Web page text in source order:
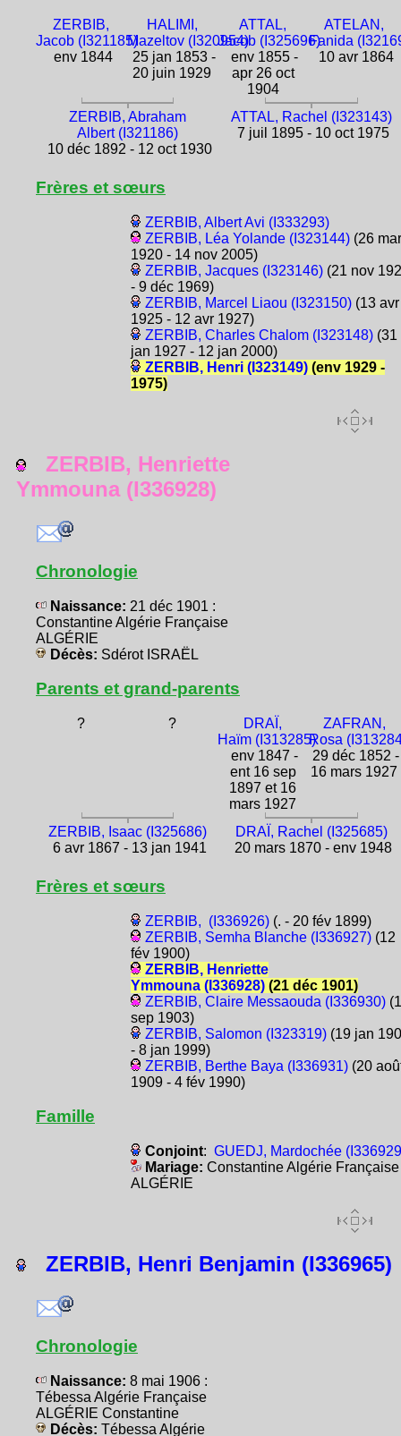
ZERBIB,
Jacob (I321185)
env 1844
HALIMI,
Mazeltov (I320954)
25 jan 1853 -
20 juin 1929
ATTAL,
Jacob (I325696)
env 1855 -
apr 26 oct
1904
ATELAN,
Fanida
10 avr 1864
ZERBIB, Abraham
Albert (I321186)
10 déc 1892 - 12 oct 1930
ATTAL, Rachel (I323143)
7 juil 1895 - 10 oct 1975
Frères et sœurs
ZERBIB, Albert Avi (I333293)
ZERBIB, Léa Yolande (I323144)(26
1920 - 14 nov 2005)
ZERBIB, Jacques (I323146)(21 nov
- 9 déc 1969)
ZERBIB, Marcel Liaou (I323150)(13 avr
1925 - 12 avr 1927)
ZERBIB, Charles Chalom (I323148)(31
jan 1927 - 12 jan 2000)
ZERBIB, Henri (I323149)(env 1929 -
1975)
ZERBIB, Henriette
Ymmouna (I336928)
Chronologie
Naissance: 21 déc 1901 :
Constantine Algérie Française
ALGÉRIE
Décès: Sdérot ISRAËL
Parents et grand-parents
? ?
DRAÏ,
Haïm (I313285)
env 1847 -
ent 16 sep
1897 et 16
mars 1927
ZAFRAN,
Rosa
29 déc 1852 -
16 mars 1927
ZERBIB, Isaac (I325686)
6 avr 1867 - 13 jan 1941
DRAÏ, Rachel (I325685)
20 mars 1870 - env 1948
Frères et sœurs
ZERBIB, (I336926)(. - 20 fév 1899)
ZERBIB, Semha Blanche (I336927)(12
fév 1900)
ZERBIB, Henriette
Ymmouna (I336928)(21 déc 1901)
ZERBIB, Claire Messaouda (I336930)
sep 1903)
ZERBIB, Salomon (I323319)(19 jan
- 8 jan 1999)
ZERBIB, Berthe Baya (I336931)(20
1909 - 4 fév 1990)
Famille
Conjoint: GUEDJ, Mardochée
Mariage: Constantine Algérie Française
ALGÉRIE
ZERBIB, Henri Benjamin (I336965)
Chronologie
Naissance: 8 mai 1906 :
Tébessa Algérie Française
ALGÉRIE Constantine
Décès: Tébessa Algérie